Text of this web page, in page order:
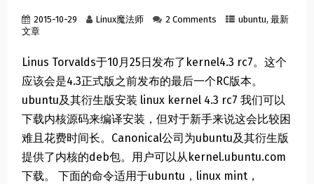
2015-10-29 Linux魔法师 2 Comments ubuntu,最新
文章
Linus Torvalds于10月25日发布了kernel4.3 rc7。这个
应该会是4.3正式版之前发布的最后一个RC版本。
ubuntu及其衍生版安装 linux kernel 4.3 rc7 我们可以
下载内核源码来编译安装，但对于新手来说这会比较困
难且花费时间长。Canonical公司为ubuntu及其衍生版
提供了内核的deb包。用户可以从kernel.ubuntu.com
下载。 下面的命令适用于ubuntu，linux mint，